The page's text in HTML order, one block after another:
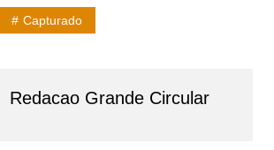
ai ar
Capturado
Redacao Grande Circular